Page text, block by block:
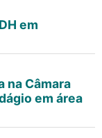
em
na Câmara
em área